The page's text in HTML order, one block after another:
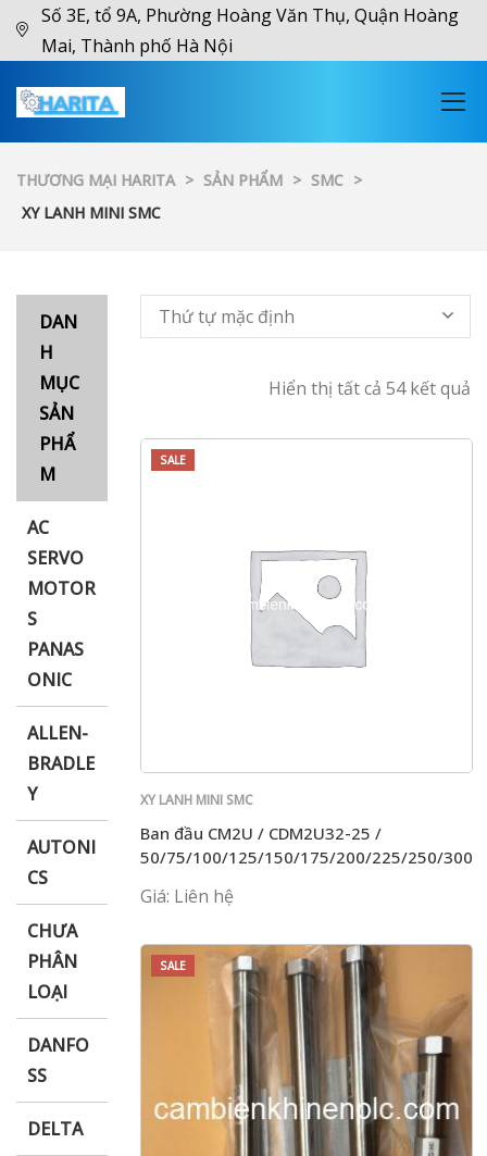
Số 3E, tổ 9A, Phường Hoàng Văn Thụ, Quận Hoàng
Mai, Thành phố Hà Nội
THƯƠNG MẠI HARITA > SẢN PHẨM > SMC >
XY LANH MINI SMC
DAN
H
MỤC
SẢN
PHẨ
M
AC
SERVO
MOTOR
S
PANAS
ONIC
ALLEN-
BRADLE
Y
AUTONI
CS
CHƯA
PHÂN
LOẠI
DANFO
SS
DELTA
Hiển thị tất cả 54 kết quả
Thứ tự mặc định
SALE
XY LANH MINI SMC
Ban đầu CM2U / CDM2U32-25 /
50/75/100/125/150/175/200/225/250/300
Giá: Liên hệ
SALE
XNK